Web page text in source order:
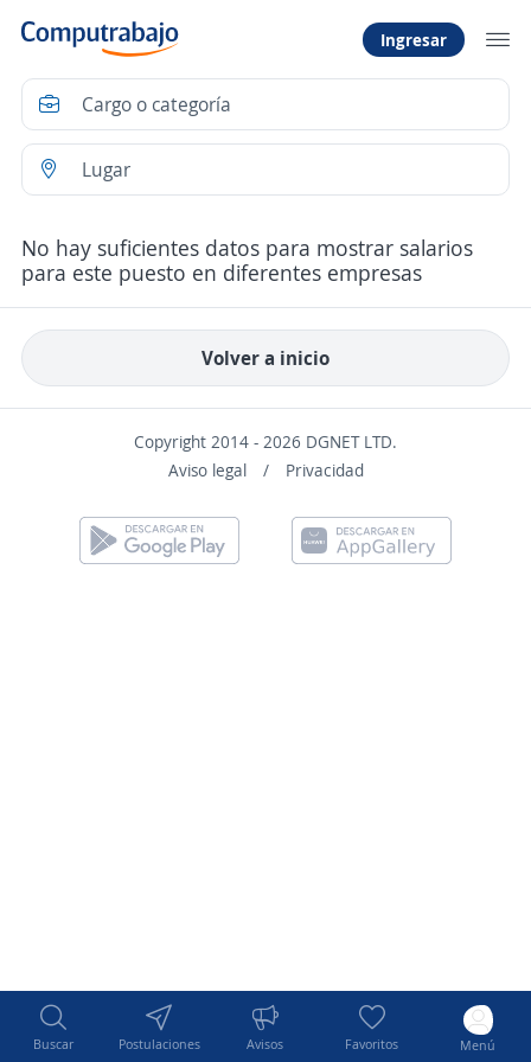
Ingresar
Buscar Postulaciones Avisos Favoritos Menú
No hay suficientes datos para mostrar salarios
para este puesto en diferentes empresas
Volver a inicio
Copyright 2014 - 2026 DGNET LTD.
Aviso legal
/ Privacidad